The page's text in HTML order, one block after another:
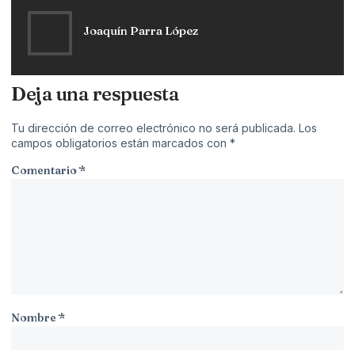
Joaquín Parra López
Deja una respuesta
Tu dirección de correo electrónico no será publicada. Los
campos obligatorios están marcados con *
Comentario*
Nombre*